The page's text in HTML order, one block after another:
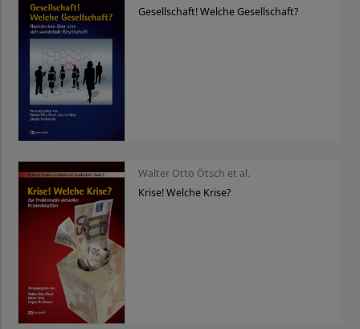
Gesellschaft! Welche Gesellschaft?
Walter Otto Ötsch et al.
Krise! Welche Krise?